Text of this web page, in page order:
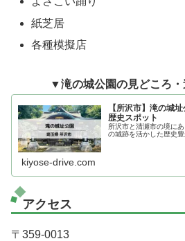
紙芝居
各種模擬店
▼滝の城公園の見どころ
【所沢市】滝の城
歴史スポット
所沢市と清瀬市の境に
の城跡を活かした歴史
kiyose-drive.com
アクセス
〒359-0013